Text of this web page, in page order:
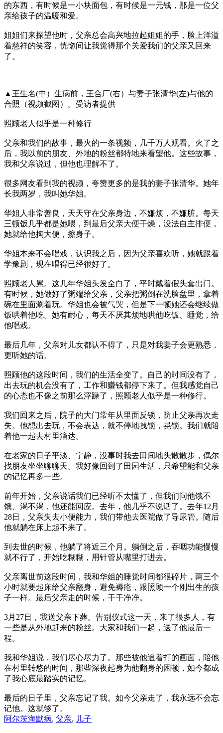
的东西，有时候是一小块面包，有时候是一元钱，那是一位父
亲给孩子的温暖和爱。
姐姐们来探望他时，父亲总会高兴地拉起姐姐的手，脸上洋溢
着慈祥的笑容，恍惚间让我觉得那个关爱我们的父亲又回来
了。
▲王生名(中）生病前，王合厂(右）与妻子张清华(左)与他的
合照（视频截图）。受访者提供
照顾老人似乎是一种修行
父亲和我们的故事，最火的一条视频，几千万人观看。火了之
后，我以前的朋友、外地的粉丝都特地来看望他。这些故事，
我和父亲说过，但他也理解不了。
很多网友看到我的视频，夸赞更多的是我的妻子张清华。她年
长我两岁，我叫她华姐。
华姐人非常善良，天天守在父亲身边，不嫌烦，不嫌脏。每天
三顿饭几乎都是她喂，到最后父亲大便干燥，没法自主排便，
她就给他掏大便，擦身子。
华姐本来不会唱戏，认识我之后，因为父亲喜欢听，她就跟着
学豫剧，现在唱得已经很好了。
照顾老人累。这几年华姐头发全白了，平时戴着假头套出门。
有时候，她做好了粥端给父亲，父亲把粥倒在洗脸盆里，拿着
碗在里面涮着玩。华姐也会被气哭，但是下一顿她还会继续做
饭哄着他吃。她有耐心，每天不厌其烦地哄他吃饭、睡觉，给
他唱戏。
最后几年，父亲对儿女都认不得了，只是对我妻子会更熟悉，
更听她的话。
照顾他的这段时间，我们的生活全变了。自己的时间没有了，
出去玩的机会没有了，工作和赚钱都停下来了。但我感觉自己
的心态也不像之前那么浮躁了，照顾老人似乎是一种修行。
我们回来之后，院子的大门常年从里面反锁，防止父亲再次走
失。他想出去玩，不会表达，就不停地拽锁，晃锁。我们就陪
着他一起去村里溜达。
在老家的日子平淡、宁静，没事时我去田间地头散散步，偶尔
找朋友坐坐聊聊天。我好像回到了田园生活，只希望能和父亲
的记忆再多一些。
前年开始，父亲说话我们已经听不太懂了，但我们问他饿不
饿、渴不渴，他还能回应。去年，他几乎不说话了。去年12月
28日，父亲失去小便能力，我们带他去医院做了导尿管。随后
他就躺在床上起不来了。
到去世的时候，他躺了将近三个月。躺倒之后，吞咽功能慢慢
就不行了，开始吃糊糊，用针管从嘴里打进去。
父亲离世前这段时间，我和华姐的睡觉时间都很碎片，两三个
小时就要起床给父亲翻身，避免褥疮，跟照顾一个刚出生的孩
子一样。最后父亲走的时候，干干净净。
3月27日，我送父亲下葬。告别仪式这一天，来了很多人，有
一些是从外地赶来的粉丝。大家和我们一起，送了他最后一
程。
我和华姐说，我们尽心尽力了。那些被他追着打的画面，陪他
在村里转悠的时间，那些深夜起身为他翻身的困顿，如今都成
了我心底最踏实的记忆。
最后的日子里，父亲忘记了我。如今父亲走了，我永远不会忘
记他。这就够了。
阿尔茨海默病, 父亲, 儿子